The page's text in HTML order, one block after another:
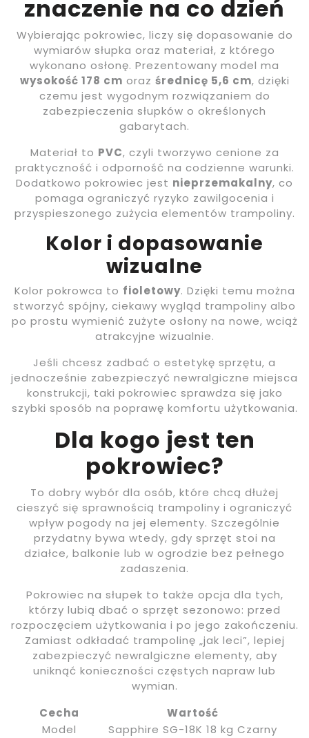
znaczenie na co dzień
Wybierając pokrowiec, liczy się dopasowanie do
wymiarów słupka oraz materiał, z którego
wykonano osłonę. Prezentowany model ma
wysokość 178 cm oraz średnicę 5,6 cm, dzięki
czemu jest wygodnym rozwiązaniem do
zabezpieczenia słupków o określonych
gabarytach.
Materiał to PVC, czyli tworzywo cenione za
praktyczność i odporność na codzienne warunki.
Dodatkowo pokrowiec jest nieprzemakalny, co
pomaga ograniczyć ryzyko zawilgocenia i
przyspieszonego zużycia elementów trampoliny.
Kolor i dopasowanie
wizualne
Kolor pokrowca to fioletowy. Dzięki temu można
stworzyć spójny, ciekawy wygląd trampoliny albo
po prostu wymienić zużyte osłony na nowe, wciąż
atrakcyjne wizualnie.
Jeśli chcesz zadbać o estetykę sprzętu, a
jednocześnie zabezpieczyć newralgiczne miejsca
konstrukcji, taki pokrowiec sprawdza się jako
szybki sposób na poprawę komfortu użytkowania.
Dla kogo jest ten
pokrowiec?
To dobry wybór dla osób, które chcą dłużej
cieszyć się sprawnością trampoliny i ograniczyć
wpływ pogody na jej elementy. Szczególnie
przydatny bywa wtedy, gdy sprzęt stoi na
działce, balkonie lub w ogrodzie bez pełnego
zadaszenia.
Pokrowiec na słupek to także opcja dla tych,
którzy lubią dbać o sprzęt sezonowo: przed
rozpoczęciem użytkowania i po jego zakończeniu.
Zamiast odkładać trampolinę „jak leci”, lepiej
zabezpieczyć newralgiczne elementy, aby
uniknąć konieczności częstych napraw lub
wymian.
Cecha
Wartość
Model
Sapphire SG-18K 18 kg Czarny